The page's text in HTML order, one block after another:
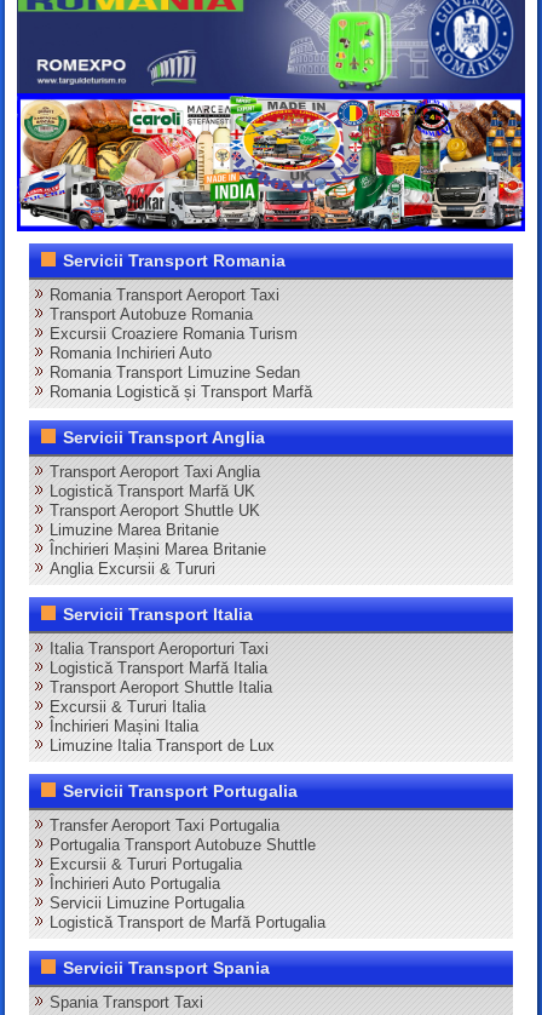
Servicii Transport Romania
Romania Transport Aeroport Taxi
Transport Autobuze Romania
Excursii Croaziere Romania Turism
Romania Inchirieri Auto
Romania Transport Limuzine Sedan
Romania Logistică și Transport Marfă
Servicii Transport Anglia
Transport Aeroport Taxi Anglia
Logistică Transport Marfă UK
Transport Aeroport Shuttle UK
Limuzine Marea Britanie
Închirieri Mașini Marea Britanie
Anglia Excursii & Tururi
Servicii Transport Italia
Italia Transport Aeroporturi Taxi
Logistică Transport Marfă Italia
Transport Aeroport Shuttle Italia
Excursii & Tururi Italia
Închirieri Mașini Italia
Limuzine Italia Transport de Lux
Servicii Transport Portugalia
Transfer Aeroport Taxi Portugalia
Portugalia Transport Autobuze Shuttle
Excursii & Tururi Portugalia
Închirieri Auto Portugalia
Servicii Limuzine Portugalia
Logistică Transport de Marfă Portugalia
Servicii Transport Spania
Spania Transport Taxi